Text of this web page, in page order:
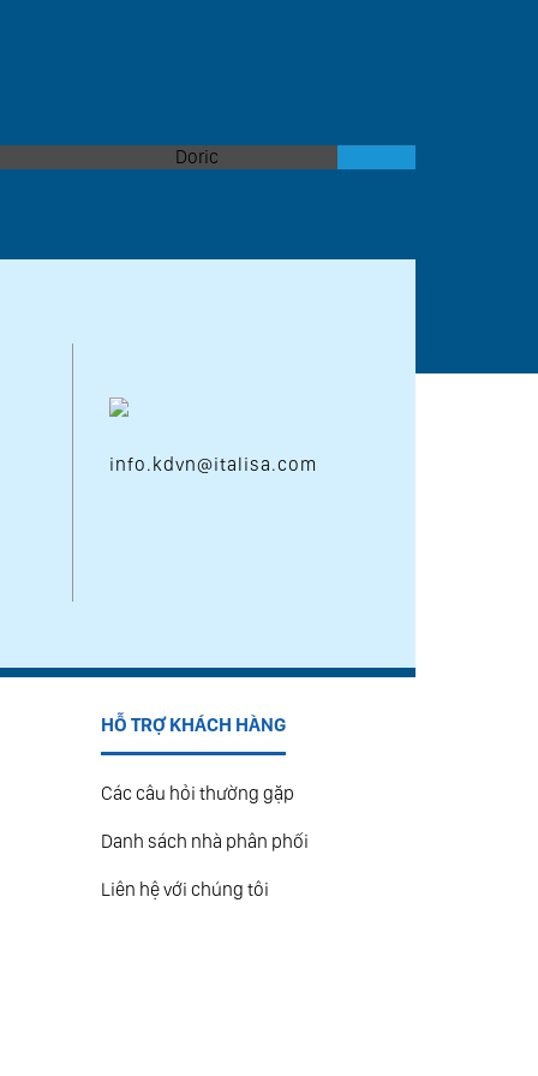
info.kdvn@italisa.com
HỖ TRỢ KHÁCH HÀNG
Các câu hỏi thường gặp
Danh sách nhà phân phối
Liên hệ với chúng tôi